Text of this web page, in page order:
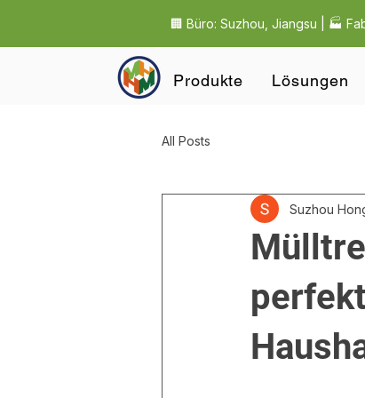
🏢 Büro: Suzhou, Jiangsu | 🏭
Produkte Lösungen
All Posts
Suzhou